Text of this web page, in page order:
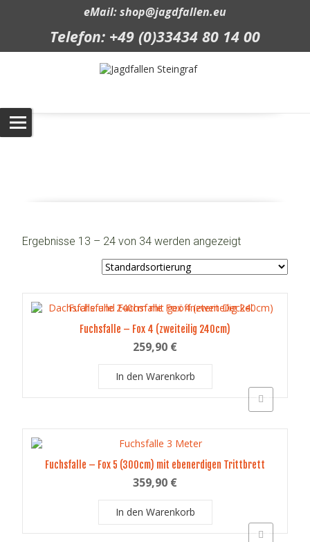
eMail: shop@jagdfallen.eu
Telefon: +49 (0)33434 80 14 00
Ergebnisse 13 – 24 von 34 werden angezeigt
Fuchsfalle – Fox 4 (zweiteilig 240cm)
259,90 €
In den Warenkorb
Fuchsfalle – Fox 5 (300cm) mit ebenerdigen Trittbrett
359,90 €
In den Warenkorb